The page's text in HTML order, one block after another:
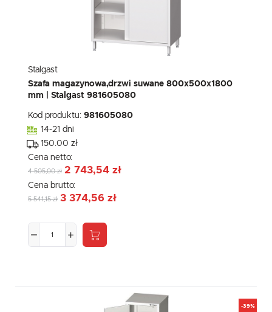
Stalgast
Szafa magazynowa,drzwi suwane 800x500x1800
mm | Stalgast 981605080
Kod produktu: 981605080
14-21 dni
150.00 zł
Cena netto:
4 505,00 zł 2 743,54 zł
Cena brutto:
5 541,15 zł 3 374,56 zł
-39%